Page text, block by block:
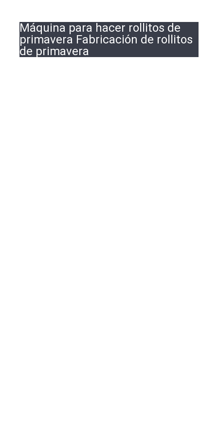
Máquina para hacer rollitos de
primavera Fabricación de rollitos
de primavera